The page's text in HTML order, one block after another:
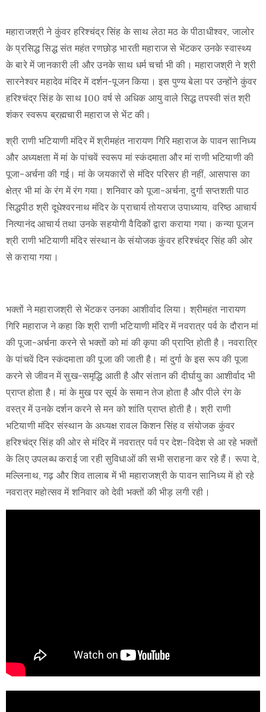
महाराजश्री ने कुंवर हरिश्चंद्र सिंह के साथ लेठा मठ के पीठाधीश्वर, जालोर
के प्रसिद्ध सिद्ध संत महंत रणछोड़ भारती महाराज से भेंटकर उनके स्वास्थ्य
के बारे में जानकारी ली और उनके साथ धर्म चर्चा भी की। महाराजश्री ने श्री
सारनेश्वर महादेव मंदिर में दर्शन-पूजन किया। इस पुण्य बेला पर उन्होंने कुंवर
हरिश्चंद्र सिंह के साथ 100 वर्ष से अधिक आयु वाले सिद्ध तपस्वी संत श्री
शंकर स्वरूप ब्रह्मचारी महाराज से भेंट की।
श्री राणी भटियाणी मंदिर में श्रीमहंत नारायण गिरि महाराज के पावन सानिध्य
और अध्यक्षता में मां के पांचवें स्वरूप मां स्कंदमाता और मां राणी भटियाणी की
पूजा-अर्चना की गई। मां के जयकारों से मंदिर परिसर ही नहीं, आसपास का
क्षेत्र भी मां के रंग में रंग गया। शनिवार को पूजा-अर्चना, दुर्गा सप्तशती पाठ
सिद्धपीठ श्री दूधेश्वरनाथ मंदिर के प्राचार्य तोयराज उपाध्याय, वरिष्ठ आचार्य
नित्यानंद आचार्य तथा उनके सहयोगी वैदिकों द्वारा कराया गया। कन्या पूजन
श्री राणी भटियाणी मंदिर संस्थान के संयोजक कुंवर हरिश्चंद्र सिंह की ओर
से कराया गया।
भक्तों ने महाराजश्री से भेंटकर उनका आशीर्वाद लिया। श्रीमहंत नारायण
गिरि महाराज ने कहा कि श्री राणी भटियाणी मंदिर में नवरात्र पर्व के दौरान मां
की पूजा-अर्चना करने से भक्तों को मां की कृपा की प्राप्ति होती है। नवरात्रि
के पांचवें दिन स्कंदमाता की पूजा की जाती है। मां दुर्गा के इस रूप की पूजा
करने से जीवन में सुख-समृद्धि आती है और संतान की दीर्घायु का आशीर्वाद भी
प्राप्त होता है। मां के मुख पर सूर्य के समान तेज होता है और पीले रंग के
वस्त्र में उनके दर्शन करने से मन को शांति प्राप्त होती है। श्री राणी
भटियाणी मंदिर संस्थान के अध्यक्ष रावल किशन सिंह व संयोजक कुंवर
हरिश्चंद्र सिंह की ओर से मंदिर में नवरात्र पर्व पर देश-विदेश से आ रहे भक्तों
के लिए उपलब्ध कराई जा रही सुविधाओं की सभी सराहना कर रहे हैं। रूपा दे,
मल्लिनाथ, गढ़ और शिव तालाब में भी महाराजश्री के पावन सानिध्य में हो रहे
नवरात्र महोत्सव में शनिवार को देवी भक्तों की भीड़ लगी रही।